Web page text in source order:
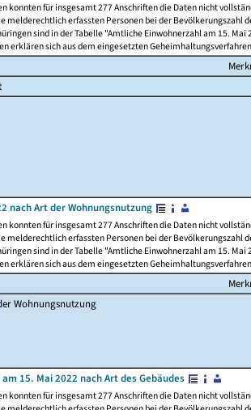
konnten für insgesamt 277 Anschriften die Daten nicht
melderechtlich erfassten Personen bei der
sind in der Tabelle "Amtliche Einwohnerzahl am 15.
erklären sich aus dem eingesetzten
nach Art der Wohnungsnutzung
konnten für insgesamt 277 Anschriften die Daten nicht
melderechtlich erfassten Personen bei der
sind in der Tabelle "Amtliche Einwohnerzahl am 15.
erklären sich aus dem eingesetzten
Wohnungsnutzung
15. Mai 2022 nach Art des Gebäudes
konnten für insgesamt 277 Anschriften die Daten nicht